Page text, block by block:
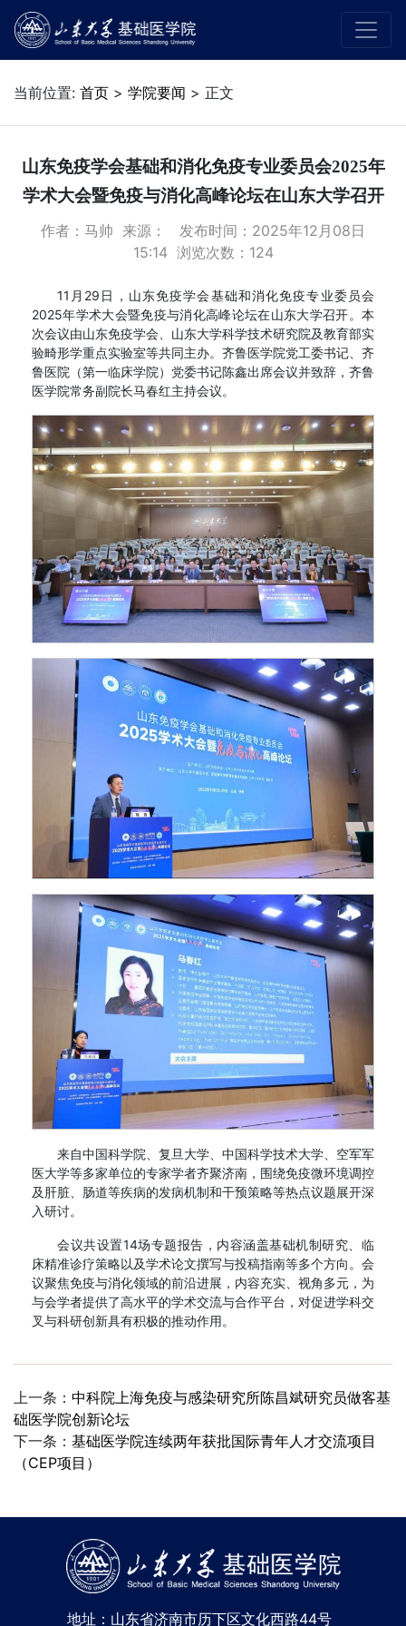
当前位置: 首页 > 学院要闻 > 正文
山东免疫学会基础和消化免疫专业委员会2025年
学术大会暨免疫与消化高峰论坛在山东大学召开
作者：马帅 来源： 发布时间：2025年12月08日
15:14 浏览次数： 124
11月29日，山东免疫学会基础和消化免疫专业委员会
2025年学术大会暨免疫与消化高峰论坛在山东大学召开。本
次会议由山东免疫学会、山东大学科学技术研究院及教育部实
验畸形学重点实验室等共同主办。齐鲁医学院党工委书记、齐
鲁医院（第一临床学院）党委书记陈鑫出席会议并致辞，齐鲁
医学院常务副院长马春红主持会议。
来自中国科学院、复旦大学、中国科学技术大学、空军军
医大学等多家单位的专家学者齐聚济南，围绕免疫微环境调控
及肝脏、肠道等疾病的发病机制和干预策略等热点议题展开深
入研讨。
会议共设置14场专题报告，内容涵盖基础机制研究、临
床精准诊疗策略以及学术论文撰写与投稿指南等多个方向。会
议聚焦免疫与消化领域的前沿进展，内容充实、视角多元，为
与会学者提供了高水平的学术交流与合作平台，对促进学科交
叉与科研创新具有积极的推动作用。
上一条： 中科院上海免疫与感染研究所陈昌斌研究员做客基
础医学院创新论坛
下一条： 基础医学院连续两年获批国际青年人才交流项目
（CEP项目）
地址：山东省济南市历下区文化西路44号